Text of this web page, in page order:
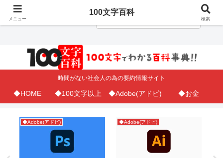
時間がない社会人の為の要約情報サイト
◆HOME ◆100文字以上 ◆Adobe(アドビ) ◆お金
◆Adobe(アドビ) ◆Adobe(アドビ)
メニュー
100文字百科
検索